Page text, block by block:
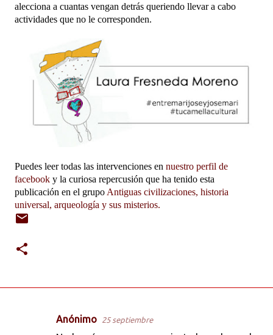
alecciona a cuantas vengan detrás queriendo llevar a cabo
actividades que no le corresponden.
Puedes leer todas las intervenciones en nuestro perfil de
facebook y la curiosa repercusión que ha tenido esta
publicación en el grupo Antiguas civilizaciones, historia
universal, arqueología y sus misterios.
Anónimo 25 septiembre